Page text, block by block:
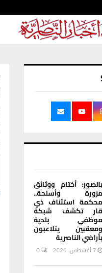
بالصور: أختام ووثائق
مزورة وأسلحة..
محكمة استئناف ذي
قار تكشف شبكة
موظفي بلدية
ومعقبين يتلاعبون
بأراضي الناصرية
7 أغسطس، 2026 0